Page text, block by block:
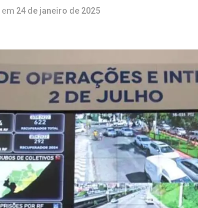
em 24 de janeiro de 2025